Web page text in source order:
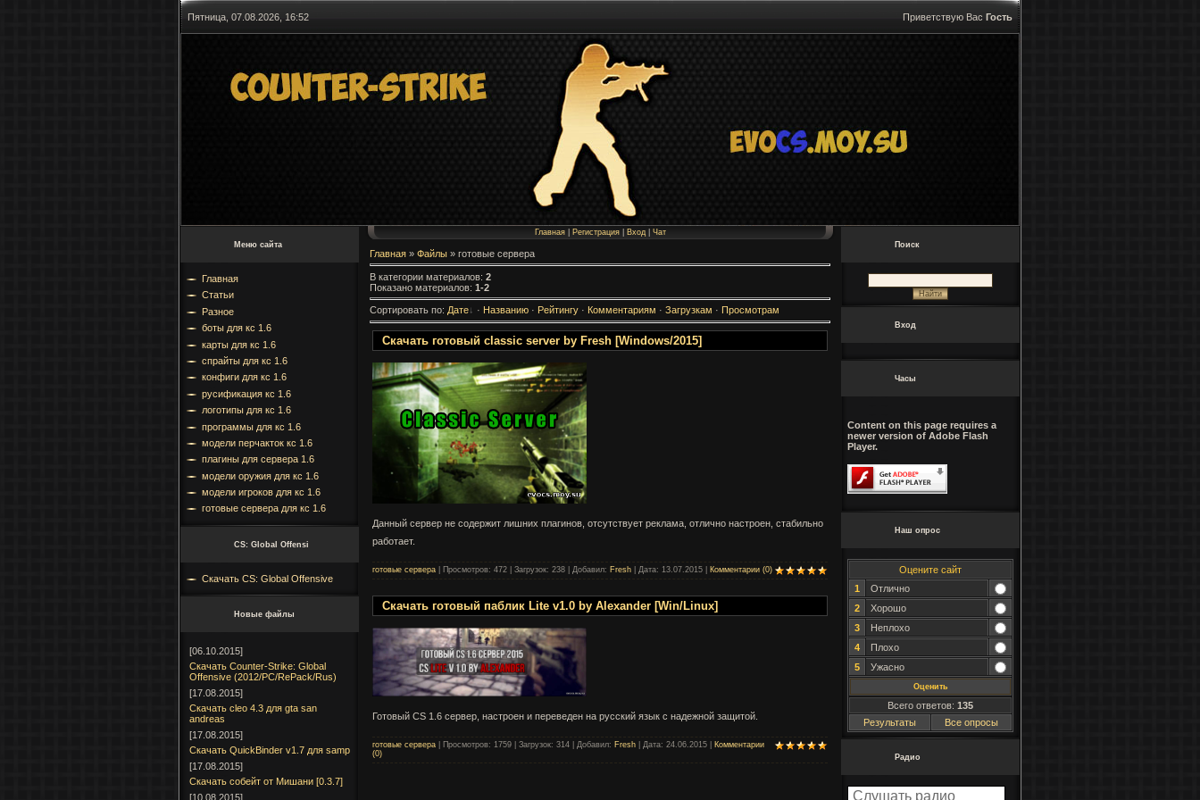
Пятница, 07.08.2026, 16:52 Приветствую Вас Гость
Меню сайта
Главная
Статьи
Разное
боты для кс 1.6
карты для кс 1.6
спрайты для кс 1.6
конфиги для кс 1.6
русификация кс 1.6
логотипы для кс 1.6
программы для кс 1.6
модели перчакток кс 1.6
плагины для сервера 1.6
модели оружия для кс 1.6
модели игроков для кс 1.6
готовые сервера для кс 1.6
CS: Global Offensi
Скачать CS: Global Offensive
Новые файлы
[06.10.2015]
Скачать Counter-Strike: Global
Offensive (2012/PC/RePack/Rus)
[17.08.2015]
Cкачать cleo 4.3 для gta san
andreas
[17.08.2015]
Скачать QuickBinder v1.7 для samp
[17.08.2015]
Скачать собейт от Мишани [0.3.7]
[10.08.2015]
Главная| Регистрация| Вход| Чат
Главная » Файлы » готовые сервера
В категории материалов: 2
Показано материалов: 1-2
Сортировать по: Дате · Названию · Рейтингу · Комментариям · Загрузкам · Просмотрам
Скачать готовый classic server by Fresh [Windows/2015]
Данный сервер не содержит лишних плагинов, отсутствует реклама, отлично настроен, стабильно
работает.
готовые сервера Просмотров: 472 Загрузок: 238 Добавил: Fresh Дата: 13.07.2015 Комментарии (0)
Скачать готовый паблик Lite v1.0 by Alexander [Win/Linux]
Готовый CS 1.6 сервер, настроен и переведен на русский язык с надежной защитой.
готовые сервера Просмотров: 1759 Загрузок: 314 Добавил: Fresh Дата: 24.06.2015
Комментарии
(0)
Поиск
Вход
Часы
Content on this page requires a
newer version of Adobe Flash
Player.
Наш опрос
Оцените сайт
1
Отлично
2
Хорошо
3
Неплохо
4
Плохо
5
Ужасно
Всего ответов: 135
Результаты
Все опросы
Радио
Слушать радио